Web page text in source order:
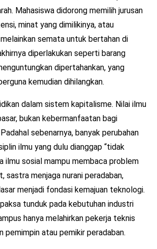
Mahasiswa didorong memilih jurusan
minat yang dimilikinya, atau
semata untuk bertahan di
diperlakukan seperti barang
dipertahankan, yang
kemudian dihilangkan.
dalam sistem kapitalisme. Nilai ilmu
bukan kebermanfaatan bagi
sebenarnya, banyak perubahan
ilmu yang dulu dianggap “tidak
ilmu sosial mampu membaca problem
sastra menjaga nurani peradaban,
menjadi fondasi kemajuan teknologi.
tunduk pada kebutuhan industri
hanya melahirkan pekerja teknis
pemimpin atau pemikir peradaban.